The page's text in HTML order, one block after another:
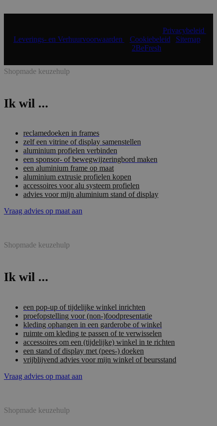
Privacybeleid
Leverings- en Verhuurvoorwaarden
Cookiebeleid Sitemap|
2BeFresh
Shopmade keuzehulp
Ik wil ...
reclamedoeken in frames
zelf een vitrine of display samenstellen
aluminium profielen verbinden
een sponsor- of bewegwijzeringbord maken
een aluminium frame op maat
aluminium extrusie profielen kopen
accessoires voor alu systeem profielen
advies voor mijn aluminium stand of display
Vraag advies op maat aan
Shopmade keuzehulp
Ik wil ...
een pop-up of tijdelijke winkel inrichten
proefopstelling voor (non-)foodpresentatie
kleding ophangen in een garderobe of winkel
ruimte om kleding te passen of te verwisselen
accessoires om een (tijdelijke) winkel in te richten
een stand of display met (pees-) doeken
vrijblijvend advies voor mijn winkel of beursstand
Vraag advies op maat aan
Shopmade keuzehulp